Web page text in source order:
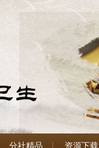
分社精品 资源下载